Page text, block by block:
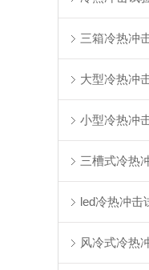
三箱冷热冲
大型冷热冲
小型冷热冲
三槽式冷热
led冷热冲击
风冷式冷热